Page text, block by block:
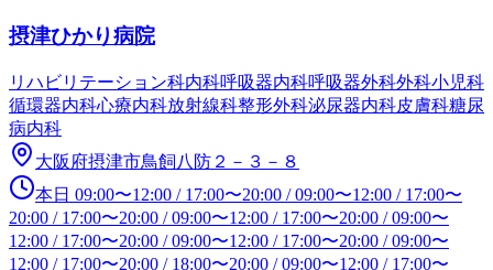
摂津ひかり病院
リハビリテーション科内科呼吸器内科呼吸器外科外科小児科
循環器内科心療内科放射線科整形外科泌尿器内科皮膚科糖尿
病内科
大阪府摂津市鳥飼八防２－３－８
本日 09:00〜12:00 / 17:00〜20:00 /09:00〜12:00 / 17:00〜
20:00 / 17:00〜20:00 /09:00〜12:00 / 17:00〜20:00 /09:00〜
12:00 / 17:00〜20:00 /09:00〜12:00 / 17:00〜20:00 /09:00〜
12:00 / 17:00〜20:00 / 18:00〜20:00 /09:00〜12:00 / 17:00〜